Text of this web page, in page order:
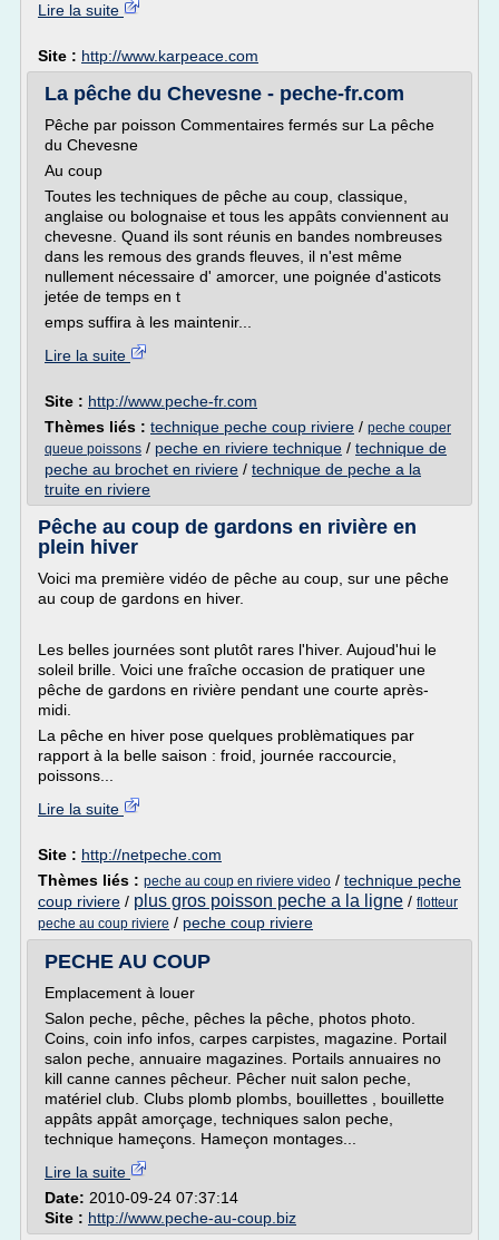
Lire la suite
Site : http://www.karpeace.com
La pêche du Chevesne - peche-fr.com
Pêche par poisson Commentaires fermés sur La pêche
du Chevesne
Au coup
Toutes les techniques de pêche au coup, classique,
anglaise ou bolognaise et tous les appâts conviennent au
chevesne. Quand ils sont réunis en bandes nombreuses
dans les remous des grands fleuves, il n'est même
nullement nécessaire d' amorcer, une poignée d'asticots
jetée de temps en t
emps suffira à les maintenir...
Lire la suite
Site : http://www.peche-fr.com
Thèmes liés : technique peche coup riviere / peche couper
queue poissons / peche en riviere technique / technique de
peche au brochet en riviere / technique de peche a la
truite en riviere
Pêche au coup de gardons en rivière en
plein hiver
Voici ma première vidéo de pêche au coup, sur une pêche
au coup de gardons en hiver.
Les belles journées sont plutôt rares l'hiver. Aujoud'hui le
soleil brille. Voici une fraîche occasion de pratiquer une
pêche de gardons en rivière pendant une courte après-
midi.
La pêche en hiver pose quelques problèmatiques par
rapport à la belle saison : froid, journée raccourcie,
poissons...
Lire la suite
Site : http://netpeche.com
Thèmes liés : peche au coup en riviere video / technique peche
coup riviere / plus gros poisson peche a la ligne / flotteur
peche au coup riviere / peche coup riviere
PECHE AU COUP
Emplacement à louer
Salon peche, pêche, pêches la pêche, photos photo.
Coins, coin info infos, carpes carpistes, magazine. Portail
salon peche, annuaire magazines. Portails annuaires no
kill canne cannes pêcheur. Pêcher nuit salon peche,
matériel club. Clubs plomb plombs, bouillettes , bouillette
appâts appât amorçage, techniques salon peche,
technique hameçons. Hameçon montages...
Lire la suite
Date: 2010-09-24 07:37:14
Site : http://www.peche-au-coup.biz